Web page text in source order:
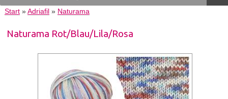
Start» Adriafil » Naturama
Naturama Rot/Blau/Lila/Rosa